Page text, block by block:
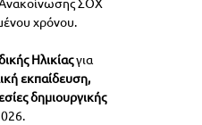
χρόνου.
Ηλικίας για
εκπαίδευση,
δημιουργικής